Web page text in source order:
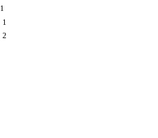
1
1
2